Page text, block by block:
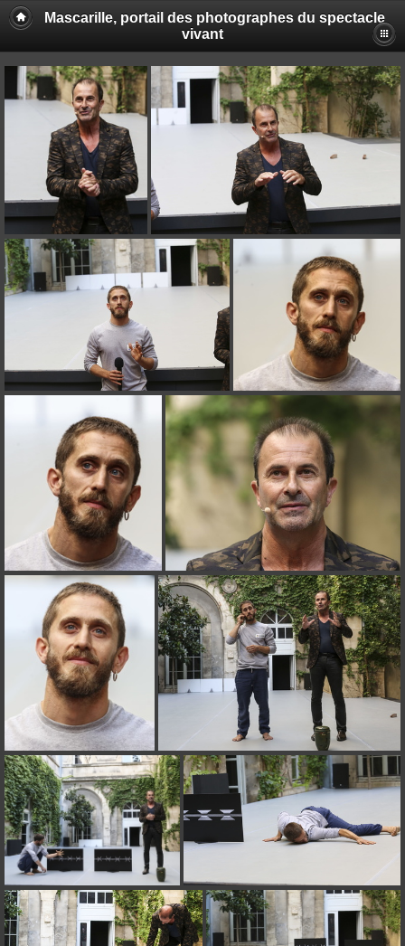
Mascarille, portail des photographes du spectacle
vivant